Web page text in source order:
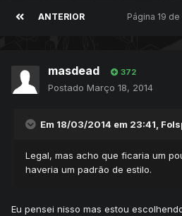
ANTERIOR Página 19 de
masdead 372
Postado Março 18, 2014
Em 18/03/2014 em 23:41,
Legal, mas acho que ficaria um
haveria um padrão de estilo.
Eu pensei nisso mas estou